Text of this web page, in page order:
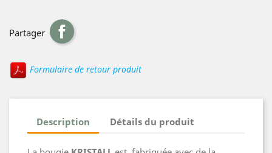
Partager
Formulaire de retour produit
Description Détails du produit